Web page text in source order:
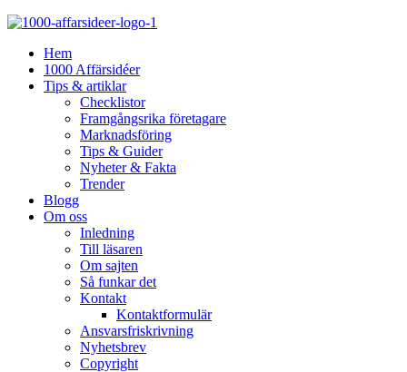
Hem
1000 Affärsidéer
Tips & artiklar
Checklistor
Framgångsrika företagare
Marknadsföring
Tips & Guider
Nyheter & Fakta
Trender
Blogg
Om oss
Inledning
Till läsaren
Om sajten
Så funkar det
Kontakt
Kontaktformulär
Ansvarsfriskrivning
Nyhetsbrev
Copyright